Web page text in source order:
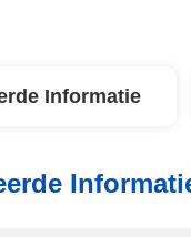
Informatie